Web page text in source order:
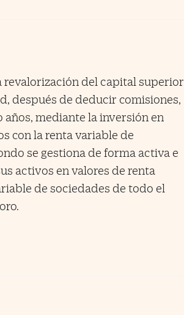
del capital superior
después de deducir comisiones,
mediante la inversión en
con la renta variable de
se gestiona de forma activa e
activos en valores de renta
de sociedades de todo el